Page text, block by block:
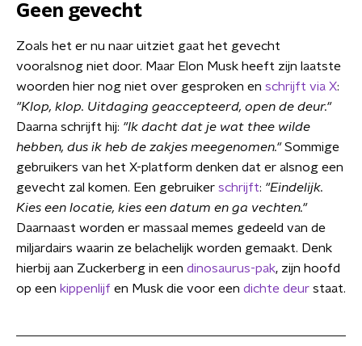
Geen gevecht
Zoals het er nu naar uitziet gaat het gevecht
vooralsnog niet door. Maar Elon Musk heeft zijn laatste
woorden hier nog niet over gesproken en schrijft via X:
"Klop, klop. Uitdaging geaccepteerd, open de deur."
Daarna schrijft hij: "Ik dacht dat je wat thee wilde
hebben, dus ik heb de zakjes meegenomen."Sommige
gebruikers van het X-platform denken dat er alsnog een
gevecht zal komen. Een gebruiker schrijft: "Eindelijk.
Kies een locatie, kies een datum en ga vechten."
Daarnaast worden er massaal memes gedeeld van de
miljardairs waarin ze belachelijk worden gemaakt. Denk
hierbij aan Zuckerberg in een dinosaurus-pak, zijn hoofd
op een kippenlijf en Musk die voor een dichte deur staat.